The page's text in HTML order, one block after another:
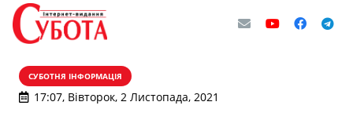
СУБОТНЯ ІНФОРМАЦІЯ
17:07, Вівторок, 2 Листопада, 2021